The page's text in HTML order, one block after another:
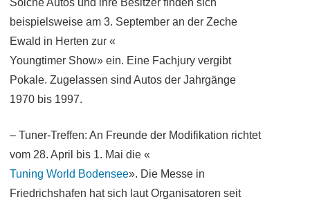
Solche Autos und ihre Besitzer finden sich
beispielsweise am 3. September an der Zeche
Ewald in Herten zur «
Youngtimer Show» ein. Eine Fachjury vergibt
Pokale. Zugelassen sind Autos der Jahrgänge
1970 bis 1997.
– Tuner-Treffen: An Freunde der Modifikation richtet
vom 28. April bis 1. Mai die «
Tuning World Bodensee». Die Messe in
Friedrichshafen hat sich laut Organisatoren seit